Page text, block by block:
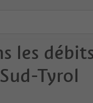
les
Tyrol